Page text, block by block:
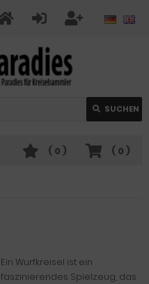
SUCHEN
( 0 )
( 0 )
Ein Wurfkreisel ist ein
faszinierendes Spielzeug, das